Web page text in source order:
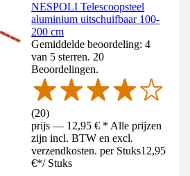
NESPOLI Telescoopsteel
aluminium uitschuifbaar 100-
200 cm
Gemiddelde beoordeling: 4
van 5 sterren. 20
Beoordelingen.
(20)
prijs — 12,95 € * Alle prijzen
zijn incl. BTW en excl.
verzendkosten. per Stuks12,95
€*/ Stuks